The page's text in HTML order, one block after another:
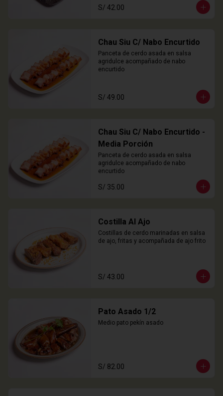
S/ 42.00
Chau Siu C/ Nabo Encurtido
Panceta de cerdo asada en salsa
agridulce acompañado de nabo
encurtido
S/ 49.00
Chau Siu C/ Nabo Encurtido -
Media Porción
Panceta de cerdo asada en salsa
agridulce acompañado de nabo
encurtido
S/ 35.00
Costilla Al Ajo
Costillas de cerdo marinadas en salsa
de ajo, fritas y acompañada de ajo frito
S/ 43.00
Pato Asado 1/2
Medio pato pekín asado
S/ 82.00